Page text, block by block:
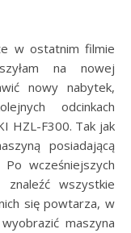
na nowej
nowy nabytek,
odcinkach
HZL-F300. Tak jak
posiadającą
wcześniejszych
znaleźć wszystkie
się powtarza, w
maszyna